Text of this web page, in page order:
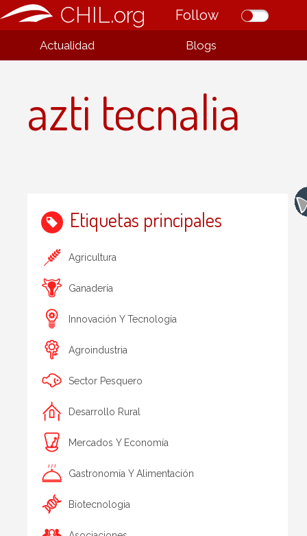
CHIL.org Follow
Actualidad Blogs
azti tecnalia
Etiquetas principales
Agricultura
Ganadería
Innovación Y Tecnología
Agroindustria
Sector Pesquero
Desarrollo Rural
Mercados Y Economía
Gastronomía Y Alimentación
Biotecnologia